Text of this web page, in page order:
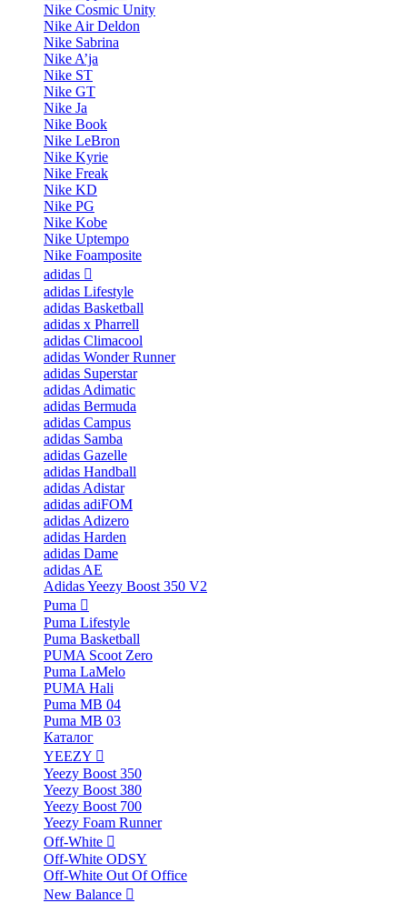
Nike Cosmic Unity
Nike Air Deldon
Nike Sabrina
Nike A’ja
Nike ST
Nike GT
Nike Ja
Nike Book
Nike LeBron
Nike Kyrie
Nike Freak
Nike KD
Nike PG
Nike Kobe
Nike Uptempo
Nike Foamposite
adidas
adidas Lifestyle
adidas Basketball
adidas x Pharrell
adidas Climacool
adidas Wonder Runner
adidas Superstar
adidas Adimatic
adidas Bermuda
adidas Campus
adidas Samba
adidas Gazelle
adidas Handball
adidas Adistar
adidas adiFOM
adidas Adizero
adidas Harden
adidas Dame
adidas AE
Adidas Yeezy Boost 350 V2
Puma
Puma Lifestyle
Puma Basketball
PUMA Scoot Zero
Puma LaMelo
PUMA Hali
Puma MB 04
Puma MB 03
Каталог
YEEZY
Yeezy Boost 350
Yeezy Boost 380
Yeezy Boost 700
Yeezy Foam Runner
Off-White
Off-White ODSY
Off-White Out Of Office
New Balance